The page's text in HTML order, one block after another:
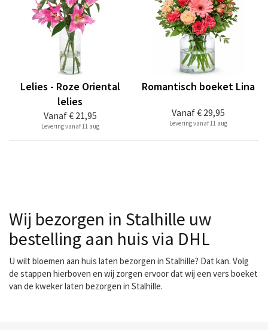
Vanaf€ 21,95
Lelies - Roze Oriental
lelies
Levering vanaf 11 aug
Vanaf€ 29,95
Romantisch boeket Lina
Levering vanaf 11 aug
Wij bezorgen in Stalhille uw
bestelling aan huis via DHL
U wilt bloemen aan huis laten bezorgen in Stalhille? Dat kan. Volg
de stappen hierboven en wij zorgen ervoor dat wij een vers boeket
van de kweker laten bezorgen in Stalhille.